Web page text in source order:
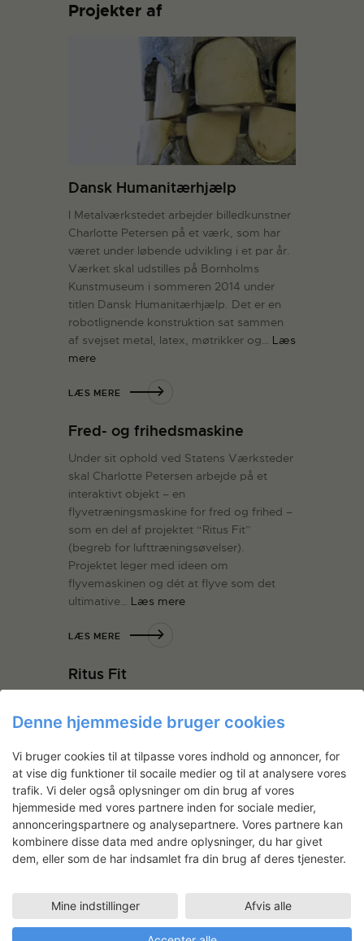
Projekter af
Dansk Humanitærhjælp
I Metalværkstedet arbejder billedkunstner
Charlotte Petersen på et værk, som har
været under løbende udvikling i et par år.
Værket skal udstilles på Bornholms
Kunstmuseum i sommeren 2014 under
titlen Dansk Humanitærhjælp. Det er en
robotlignende konstruktion sat sammen
af svejset metal, latex, møtrikker og… Læs
mere
LÆS MERE
Fred- og frihedsmaskine
Under sit ophold ved Statens Værksteder
skal Charlotte Petersen arbejde på et
interaktivt objekt – en
flyvetræningsmaskine for fred og frihed –
som en del af projektet “Ritus Fit”
(begreb for lufttræningsøvelser).
Projektet leger med ideen om
flyvemaskinen og dét at flyve som det
ultimative… Læs mere
LÆS MERE
Ritus Fit
kunstudstilling “Ritus Fit”. Udstilling på
Skissernas Museum i Lund og i
Bydgoszcz lufthavn i Polen.
LÆS MERE
Installation: Dobbelt så meget
indre frihedstræner – Trane
udstilling Hellerup (15.06.2007
LÆS MERE
Denne hjemmeside bruger cookies
Vi bruger cookies til at tilpasse vores indhold og annoncer, for
at vise dig funktioner til socaile medier og til at analysere vores
trafik. Vi deler også oplysninger om din brug af vores
hjemmeside med vores partnere inden for sociale medier,
annonceringspartnere og analysepartnere. Vores partnere kan
kombinere disse data med andre oplysninger, du har givet
dem, eller som de har indsamlet fra din brug af deres tjenester.
Mine indstillinger Afvis alle